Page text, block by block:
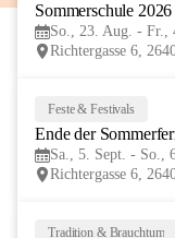
Sommerschule 2026
So., 23. Aug. - Fr.,
Richtergasse 6,
Feste & Festivals
Ende der
Sa., 5. Sept. - So.,
Richtergasse 6,
Tradition & Brauchtum